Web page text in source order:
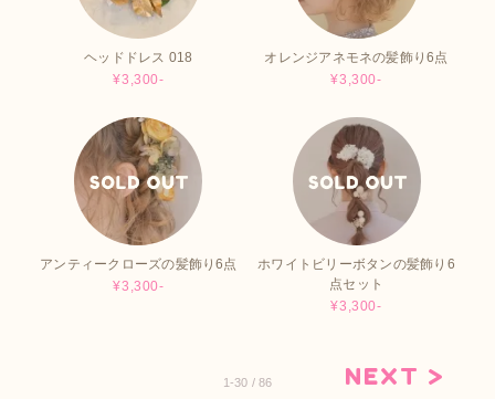
ヘッドドレス 018
¥3,300-
オレンジアネモネの髪飾り6点
¥3,300-
アンティークローズの髪飾り6点
¥3,300-
ホワイトビリーボタンの髪飾り6
点セット
¥3,300-
NEXT >
1-30 / 86